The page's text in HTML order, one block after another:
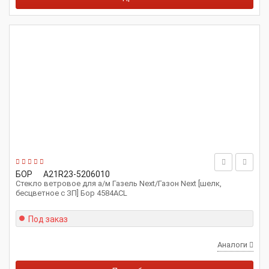
БОР А21R23-5206010
Стекло ветровое для а/м Газель Next/Газон Next [шелк,
бесцветное с ЗП] Бор 4584ACL
Под заказ
Аналоги